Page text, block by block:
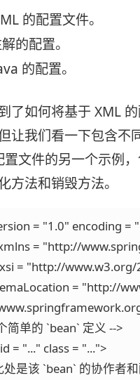
的配置文件。
的配置。
的配置。
了如何将基于 XML
让我们看一下包含不
置文件的另一个示例
方法和销毁方法。
= "1.0" encoding =
= "http://
= "http://
=
个简单的 `bean` 定义 -->
= "..." class = "...">
此处是该 `bean` 的协作者